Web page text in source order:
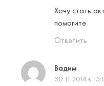
Хочу стать
помогите
Ответить
Вадим
30.11.2014 в